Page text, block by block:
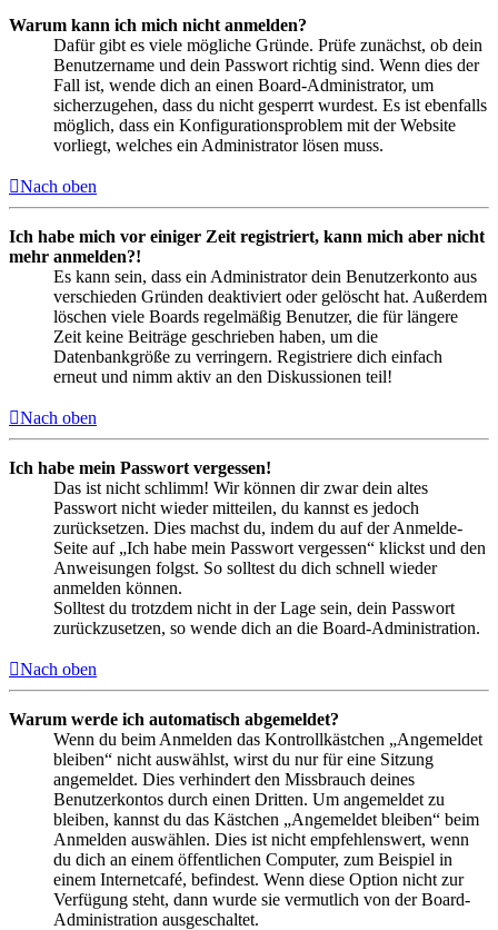
Warum kann ich mich nicht anmelden?
Dafür gibt es viele mögliche Gründe. Prüfe zunächst, ob dein
Benutzername und dein Passwort richtig sind. Wenn dies der
Fall ist, wende dich an einen Board-Administrator, um
sicherzugehen, dass du nicht gesperrt wurdest. Es ist ebenfalls
möglich, dass ein Konfigurationsproblem mit der Website
vorliegt, welches ein Administrator lösen muss.
Nach oben
Ich habe mich vor einiger Zeit registriert, kann mich aber nicht
mehr anmelden?!
Es kann sein, dass ein Administrator dein Benutzerkonto aus
verschieden Gründen deaktiviert oder gelöscht hat. Außerdem
löschen viele Boards regelmäßig Benutzer, die für längere
Zeit keine Beiträge geschrieben haben, um die
Datenbankgröße zu verringern. Registriere dich einfach
erneut und nimm aktiv an den Diskussionen teil!
Nach oben
Ich habe mein Passwort vergessen!
Das ist nicht schlimm! Wir können dir zwar dein altes
Passwort nicht wieder mitteilen, du kannst es jedoch
zurücksetzen. Dies machst du, indem du auf der Anmelde-
Seite auf „Ich habe mein Passwort vergessen“ klickst und den
Anweisungen folgst. So solltest du dich schnell wieder
anmelden können.
Solltest du trotzdem nicht in der Lage sein, dein Passwort
zurückzusetzen, so wende dich an die Board-Administration.
Nach oben
Warum werde ich automatisch abgemeldet?
Wenn du beim Anmelden das Kontrollkästchen „Angemeldet
bleiben“ nicht auswählst, wirst du nur für eine Sitzung
angemeldet. Dies verhindert den Missbrauch deines
Benutzerkontos durch einen Dritten. Um angemeldet zu
bleiben, kannst du das Kästchen „Angemeldet bleiben“ beim
Anmelden auswählen. Dies ist nicht empfehlenswert, wenn
du dich an einem öffentlichen Computer, zum Beispiel in
einem Internetcafé, befindest. Wenn diese Option nicht zur
Verfügung steht, dann wurde sie vermutlich von der Board-
Administration ausgeschaltet.